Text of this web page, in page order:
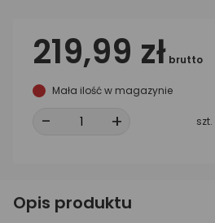
219,99 zł brutto
Mała ilość w magazynie
- + szt.
Opis produktu